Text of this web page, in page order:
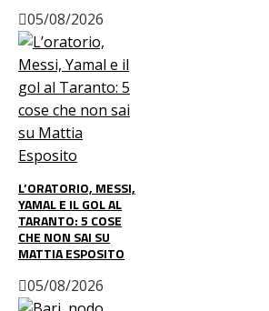
05/08/2026
L’ORATORIO, MESSI,
YAMAL E IL GOL AL
TARANTO: 5 COSE
CHE NON SAI SU
MATTIA ESPOSITO
05/08/2026